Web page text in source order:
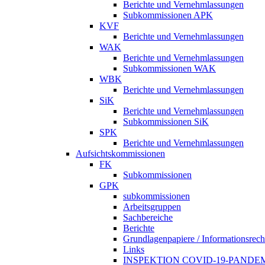
Berichte und Vernehmlassungen
Subkommissionen APK
KVF
Berichte und Vernehmlassungen
WAK
Berichte und Vernehmlassungen
Subkommissionen WAK
WBK
Berichte und Vernehmlassungen
SiK
Berichte und Vernehmlassungen
Subkommissionen SiK
SPK
Berichte und Vernehmlassungen
Aufsichtskommissionen
FK
Subkommissionen
GPK
subkommissionen
Arbeitsgruppen
Sachbereiche
Berichte
Grundlagenpapiere /
Links
INSPEKTION COVID-19-